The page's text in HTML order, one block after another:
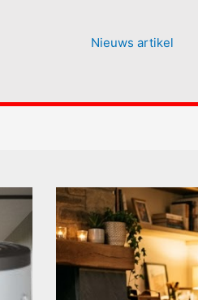
Nieuws artikel